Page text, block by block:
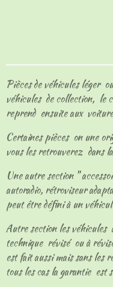
Pièces de véhicules léger
véhicules de collection, le
reprend ensuite aux
Certaines pièces on une
vous les retrouverez dans
Une autre section "
autoradio, rétroviseur
peut être défini à un
Autre section les véhicules
technique révisé ou à
est fait aussi mais sans les
tous les cas la garantie est